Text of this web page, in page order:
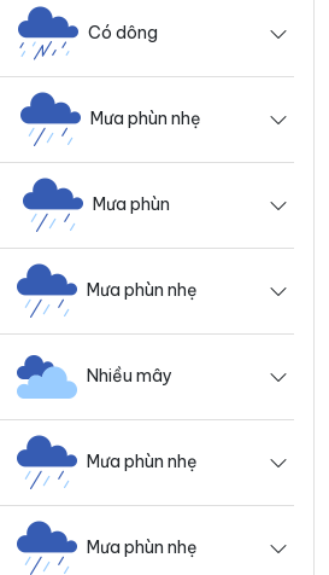
Có dông
Mưa phùn nhẹ
Mưa phùn
Mưa phùn nhẹ
Nhiều mây
Mưa phùn nhẹ
Mưa phùn nhẹ